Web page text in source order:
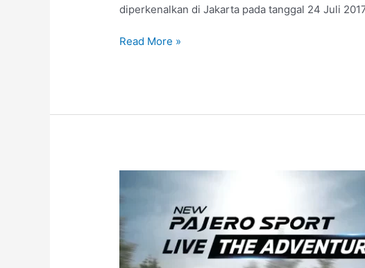
diperkenalkan di Jakarta pada tanggal 24 Juli
Read More »
Sport
2022,
Fitur
Unggulan